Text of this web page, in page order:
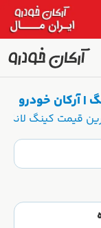
| آرکان خودرو
قیمت کینگ لانگ